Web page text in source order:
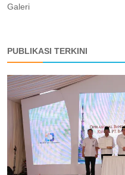
Galeri
PUBLIKASI TERKINI